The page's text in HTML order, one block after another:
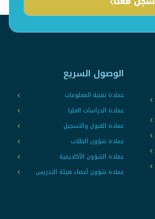
الوصول السريع
عمادة تقنية المعلومات
عمادة الدراسات العليا
عمادة القبول والتسجيل
عمادة شؤون الطلاب
عمادة الشؤون الأكاديمية
عمادة شؤون أعضاء هيئة التدريس